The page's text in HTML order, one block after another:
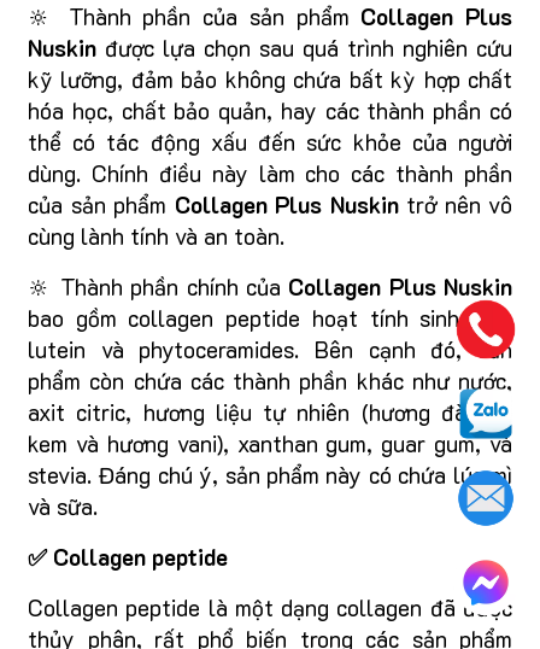
🔆 Thành phần của sản phẩm Collagen Plus
Nuskin được lựa chọn sau quá trình nghiên cứu
kỹ lưỡng, đảm bảo không chứa bất kỳ hợp chất
hóa học, chất bảo quản, hay các thành phần có
thể có tác động xấu đến sức khỏe của người
dùng. Chính điều này làm cho các thành phần
của sản phẩm Collagen Plus Nuskintrở nên vô
cùng lành tính và an toàn.
🔆 Thành phần chính của Collagen Plus Nuskin
bao gồm collagen peptide hoạt tính sinh học,
lutein và phytoceramides. Bên cạnh đó, sản
phẩm còn chứa các thành phần khác như nước,
axit citric, hương liệu tự nhiên (hương đào và
kem và hương vani), xanthan gum, guar gum, và
stevia. Đáng chú ý, sản phẩm này có chứa lúa mì
và sữa.
✅ Collagen peptide
Collagen peptide là một dạng collagen đã được
thủy phân, rất phổ biến trong các sản phẩm